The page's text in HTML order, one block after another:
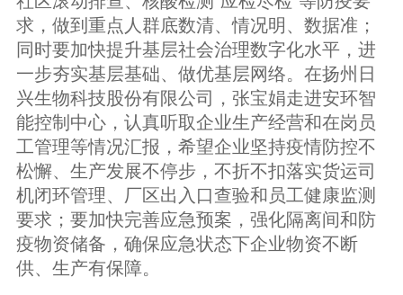
求，做到重点人群底数清、情况明、数据准；
同时要加快提升基层社会治理数字化水平，进
一步夯实基层基础、做优基层网络。在扬州日
兴生物科技股份有限公司，张宝娟走进安环智
能控制中心，认真听取企业生产经营和在岗员
工管理等情况汇报，希望企业坚持疫情防控不
松懈、生产发展不停步，不折不扣落实货运司
机闭环管理、厂区出入口查验和员工健康监测
要求；要加快完善应急预案，强化隔离间和防
疫物资储备，确保应急状态下企业物资不断
供、生产有保障。